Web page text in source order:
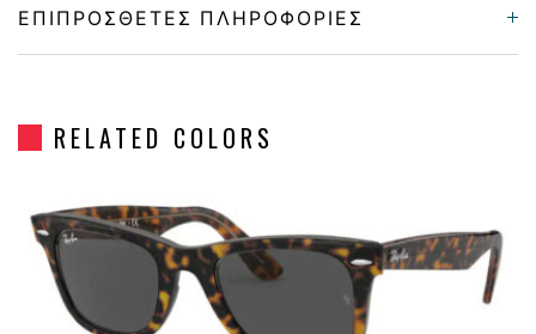
ΕΠΙΠΡΌΣΘΕΤΕΣ ΠΛΗΡΟΦΟΡΊΕΣ
Material Κοκκάλινο
Color
Lens Color BLUE
Color code 1355R5
RELATED COLORS